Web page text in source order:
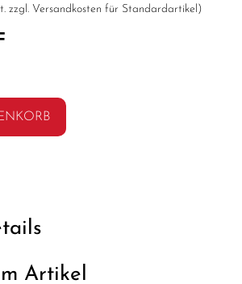
zzgl. Versandkosten für Standardartikel )
Artikel